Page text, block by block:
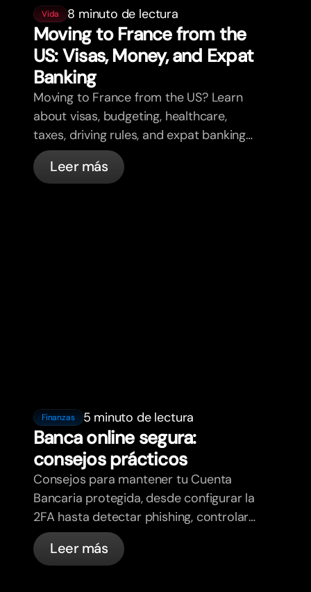
Vida 8 minuto de lectura
Moving to France from the
US: Visas, Money, and Expat
Banking
Moving to France from the US? Learn
about visas, budgeting, healthcare,
taxes, driving rules, and expat banking
in France with bunq.
Leer más
Finanzas 5 minuto de lectura
Banca online segura:
consejos prácticos
Consejos para mantener tu Cuenta
Bancaria protegida, desde configurar la
2FA hasta detectar phishing, controlar
tus tarjetas y saber qué cosas
gestiona bunq automáticamente.
Leer más